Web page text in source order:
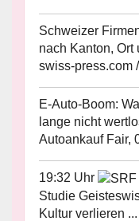
Schweizer
nach Kanton, Ort
swiss-press.com
E-Auto-Boom:
lange nicht
Autoankauf Fair,
19:32 Uhr
Studie
Kultur verlieren